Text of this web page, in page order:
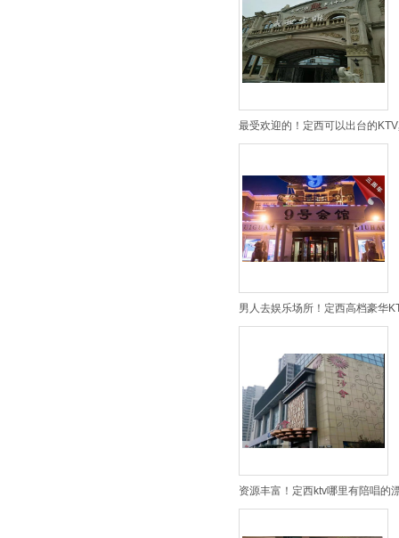
最受欢迎的！定西可以出台的
男人去娱乐场所！定西高档豪华
资源丰富！定西ktv哪里有陪唱的